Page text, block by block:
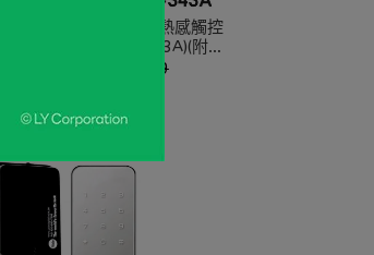
耶魯 二合一卡片/密碼熱感觸控
電子鎖/門鎖(YDR-343A)(附基
NT$8,999